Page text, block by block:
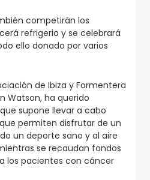
competirán los
refrigerio y se celebrará
ello donado por varios
de Ibiza y Formentera
Watson, ha querido
supone llevar a cabo
permiten disfrutar de un
un deporte sano y al aire
se recaudan fondos
los pacientes con cáncer